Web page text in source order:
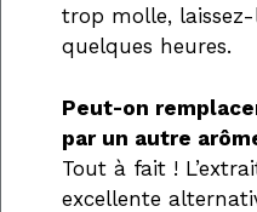
trop molle,
quelques heures.
Peut-on
par un autre
Tout à fait !
excellente